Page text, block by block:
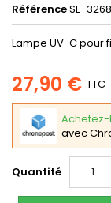
RéférenceSE-
Lampe UV-C pour
27,90 € TTC
avec
Quantité